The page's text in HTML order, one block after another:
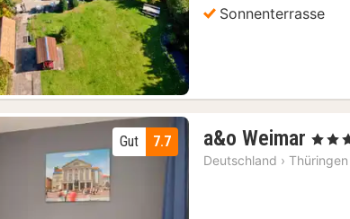
Sonnenterrasse
7.7
Gut a&o Weimar 2
, 3
Deutschland › Thüringen